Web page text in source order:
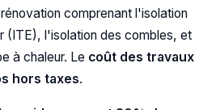
comprenant l'isolation
(ITE), l'isolation des combles, et
à chaleur. Le coût des travaux
hors taxes.